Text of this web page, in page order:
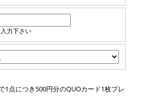
力下さい
1点につき500円分のQUOカード1枚プレ